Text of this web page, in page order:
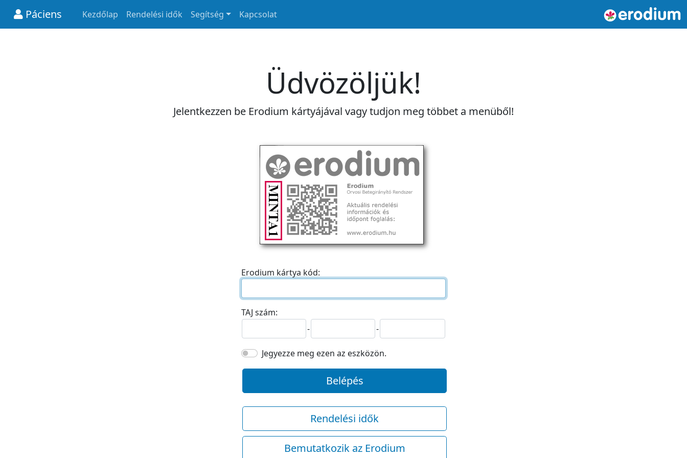
Páciens Kezdőlap Rendelési idők Segítség Kapcsolat
Üdvözöljük!
Jelentkezzen be Erodium kártyájával vagy tudjon meg többet a menüből!
Erodium kártya kód:
TAJ szám:
-
-
Jegyezze meg ezen az eszközön.
Belépés
Rendelési idők
Bemutatkozik az Erodium